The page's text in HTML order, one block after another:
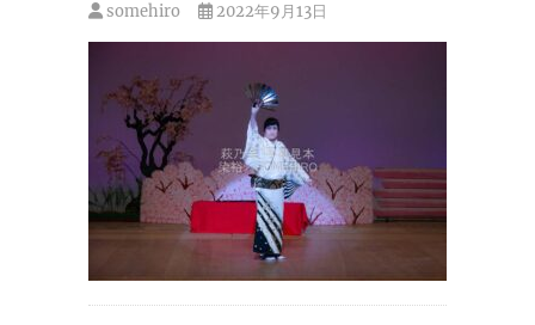
somehiro 2022年9月13日